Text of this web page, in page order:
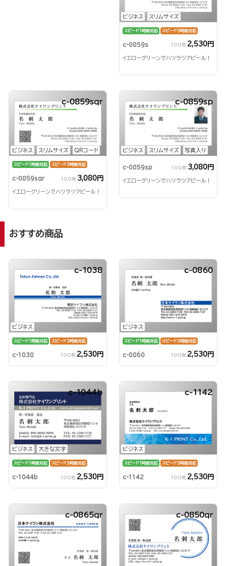
ビジネス スリムサイズ
スピード1時間対応 スピード3時間対応
c-0859s 100枚 2,530円
イエローグリーンでハツラツアピール！
ビジネス スリムサイズ QRコード
c-0859sqr
スピード1時間対応 スピード3時間対応
c-0859sqr 100枚 3,080円
イエローグリーンでハツラツアピール！
ビジネス スリムサイズ 写真入り
c-0859sp
c-0859sp 100枚 3,080円
イエローグリーンでハツラツアピール！
おすすめ商品
ビジネス
c-1038
スピード1時間対応 スピード3時間対応
c-1038 100枚 2,530円
ビジネス
c-0860
スピード1時間対応 スピード3時間対応
c-0860 100枚 2,530円
ビジネス 大きな文字
c-1044b
スピード1時間対応 スピード3時間対応
c-1044b 100枚 2,530円
ビジネス
c-1142
スピード1時間対応 スピード3時間対応
c-1142 100枚 2,530円
c-0865qr c-0850qr